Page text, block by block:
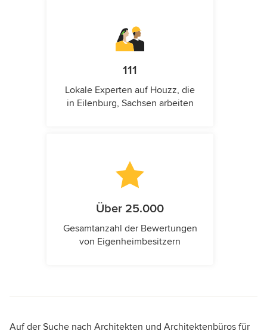
111
Lokale Experten auf Houzz, die
in Eilenburg, Sachsen arbeiten
Über 25.000
Gesamtanzahl der Bewertungen
von Eigenheimbesitzern
Auf der Suche nach Architekten und Architektenbüros für